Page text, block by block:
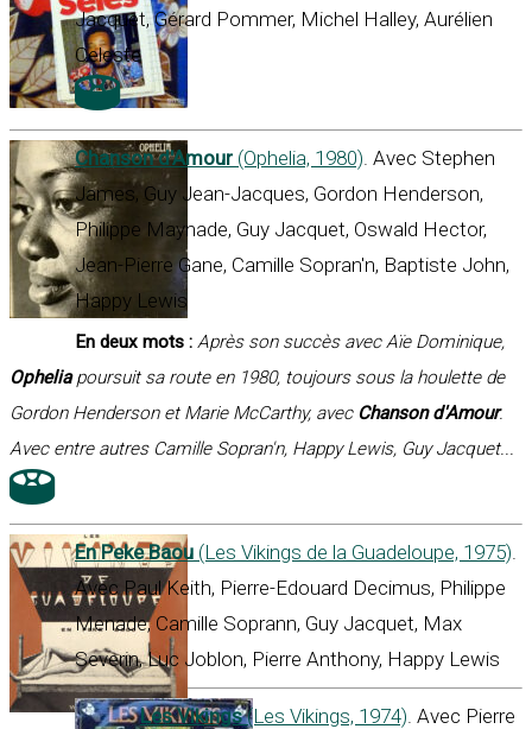
Jacquet, Gérard Pommer, Michel Halley, Aurélien
Celeste
Chanson d'Amour (Ophelia, 1980). Avec Stephen
James, Guy Jean-Jacques, Gordon Henderson,
Philippe Maynade, Guy Jacquet, Oswald Hector,
Jean-Pierre Gane, Camille Sopran'n, Baptiste John,
Happy Lewis
En deux mots : Après son succès avec Aïe Dominique,
Opheliapoursuit sa route en 1980, toujours sous la houlette de
Gordon Henderson et Marie McCarthy, avec Chanson d'Amour.
Avec entre autres Camille Sopran'n, Happy Lewis, Guy Jacquet...
En Peke Baou (Les Vikings de la Guadeloupe, 1975).
Avec Paul Keith, Pierre-Edouard Decimus, Philippe
Menade, Camille Soprann, Guy Jacquet, Max
Severin, Luc Joblon, Pierre Anthony, Happy Lewis
Les Vikings(Les Vikings, 1974). Avec Pierre